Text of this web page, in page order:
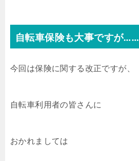
自転車保険も大事ですが……
今回は保険に関する改正ですが、
自転車利用者の皆さんに
おかれましては